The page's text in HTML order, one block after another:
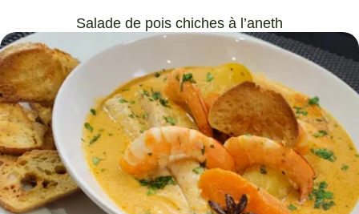
Salade de pois chiches à l’aneth